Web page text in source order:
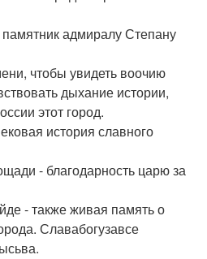
адмиралу Степану
чтобы увидеть воочию
дыхание истории,
этот город.
история славного
- благодарность царю за
- также живая память о
Славабогузавсе